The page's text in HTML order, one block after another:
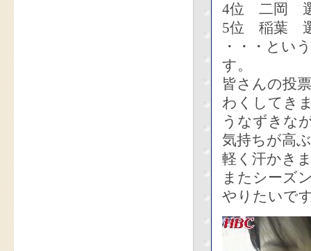
4位 二岡
5位 稲葉
・・・とい
す。
皆さんの投
わくしてき
うなずきな
気持ちが高
軽く汗かき
またシーズ
やりたいで